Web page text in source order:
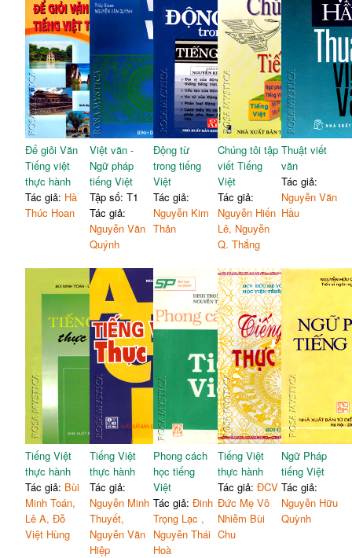
Để giỏi Văn
Tiếng việt
thực hành
Tác giả: Hà
Thúc Hoan
Việt văn -
Ngữ pháp
tiếng Việt
Tập số: T1
Tác giả:
Nguyễn Văn
Quýnh
Động từ
trong tiếng
Việt
Tác giả:
Nguyễn Kim
Thản
Chúng tôi tập
viết Tiếng
Việt
Tác giả:
Nguyễn Hiến
Lê, Nguyễn
Q. Thắng
Thuật viết
văn
Tác giả:
Nguyễn Văn
Hầu
Tiếng Việt
thực hành
Tác giả: Bùi
Minh Toán,
Lê A, Đỗ
Việt Hùng
Tiếng Việt
thực hành
Tác giả:
Nguyễn Minh
Thuyết,
Nguyễn Văn
Hiệp
Phong cách
học tiếng
Việt
Tác giả:Đinh
Trọng Lạc ,
Nguyễn Thái
Hoà
Tiếng Việt
thực hành
Tác giả: ĐCV
Đức Mẹ Vô
Nhiễm Bùi
Chu
Ngữ Pháp
tiếng Việt
Tác giả:
Nguyễn Hữu
Quỳnh